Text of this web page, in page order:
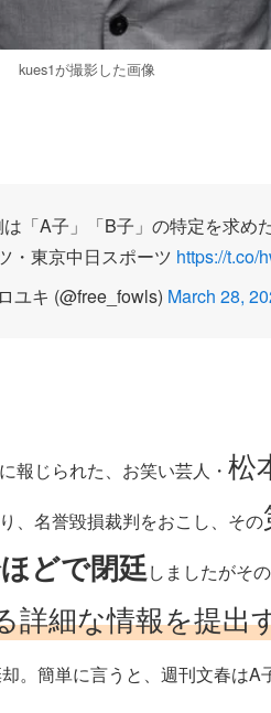
kues1が撮影した画像
「A子」「B子」の特定を求
・東京中日スポーツ https://t.co/
ユキ (@free_fowls) March 28,
報じられた、お笑い芸人・ 松
、名誉毀損裁判をおこし、その
どで閉廷しましたがそ
詳細な情報を提出
。簡単に言うと、週刊文春は